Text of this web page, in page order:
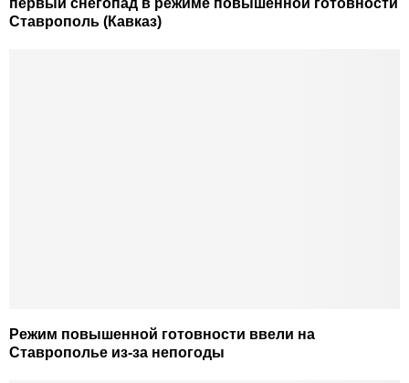
Ставрополь (Кавказ)
Режим повышенной готовности ввели на
Ставрополье из-за непогоды